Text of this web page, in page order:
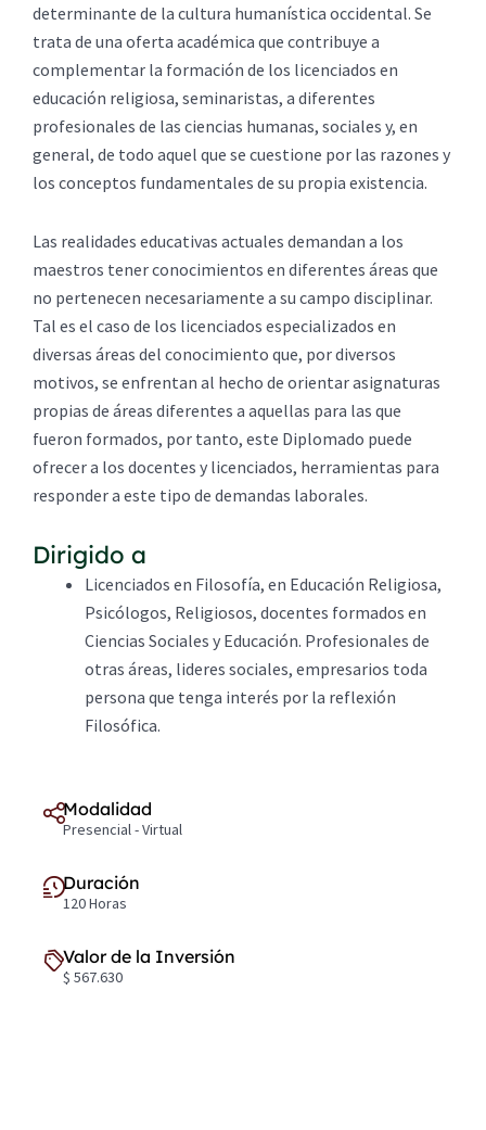
determinante de la cultura humanística occidental. Se
trata de una oferta académica que contribuye a
complementar la formación de los licenciados en
educación religiosa, seminaristas, a diferentes
profesionales de las ciencias humanas, sociales y, en
general, de todo aquel que se cuestione por las razones y
los conceptos fundamentales de su propia existencia.
Las realidades educativas actuales demandan a los
maestros tener conocimientos en diferentes áreas que
no pertenecen necesariamente a su campo disciplinar.
Tal es el caso de los licenciados especializados en
diversas áreas del conocimiento que, por diversos
motivos, se enfrentan al hecho de orientar asignaturas
propias de áreas diferentes a aquellas para las que
fueron formados, por tanto, este Diplomado puede
ofrecer a los docentes y licenciados, herramientas para
responder a este tipo de demandas laborales.
Dirigido a
Licenciados en Filosofía, en Educación Religiosa,
Psicólogos, Religiosos, docentes formados en
Ciencias Sociales y Educación. Profesionales de
otras áreas, lideres sociales, empresarios toda
persona que tenga interés por la reflexión
Filosófica.
Modalidad
Presencial - Virtual
Duración
120 Horas
Valor de la Inversión
$ 567.630